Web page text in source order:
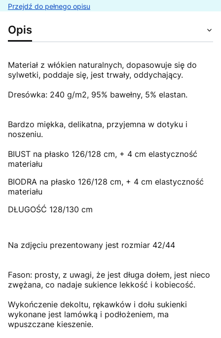
Przejdź do pełnego opisu
Opis
Materiał z włókien naturalnych, dopasowuje się do
sylwetki, poddaje się, jest trwały, oddychający.
Dresówka: 240 g/m2, 95% bawełny, 5% elastan.
Bardzo miękka, delikatna, przyjemna w dotyku i
noszeniu.
BIUST na płasko 126/128 cm, + 4 cm elastyczność
materiału
BIODRA na płasko 126/128 cm, + 4 cm elastyczność
materiału
DŁUGOŚĆ 128/130 cm
Na zdjęciu prezentowany jest rozmiar 42/44
Fason: prosty, z uwagi, że jest długa dołem, jest nieco
zwężana, co nadaje sukience lekkość i kobiecość.
Wykończenie dekoltu, rękawków i dołu sukienki
wykonane jest lamówką i podłożeniem, ma
wpuszczane kieszenie.